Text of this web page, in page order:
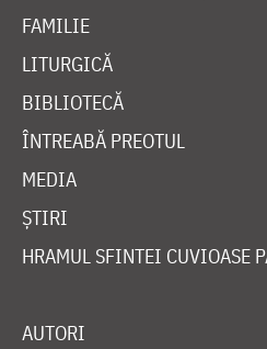
FAMILIE
LITURGICĂ
BIBLIOTECĂ
ÎNTREABĂ PREOTUL
MEDIA
ȘTIRI
HRAMUL SFINTEI CUVIOASE
AUTORI